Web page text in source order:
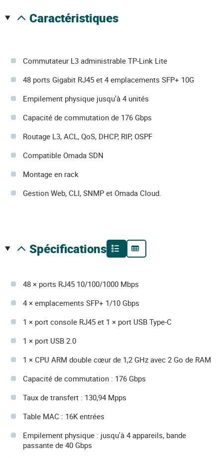
caractéristiques
Commutateur L3 administrable TP-Link Lite
48 ports Gigabit RJ45 et 4 emplacements SFP+ 10G
Empilement physique jusqu'à 4 unités
Capacité de commutation de 176 Gbps
Routage L3, ACL, QoS, DHCP, RIP, OSPF
Compatible Omada SDN
Montage en rack
Gestion Web, CLI, SNMP et Omada Cloud.
spécifications
48 × ports RJ45 10/100/1000 Mbps
4 × emplacements SFP+ 1/10 Gbps
1 × port console RJ45 et 1 × port USB Type-C
1 × port USB 2.0
1 × CPU ARM double cœur de 1,2 GHz avec 2 Go de RAM
Capacité de commutation : 176 Gbps
Taux de transfert : 130,94 Mpps
Table MAC : 16K entrées
Empilement physique : jusqu'à 4 appareils, bande
passante de 40 Gbps